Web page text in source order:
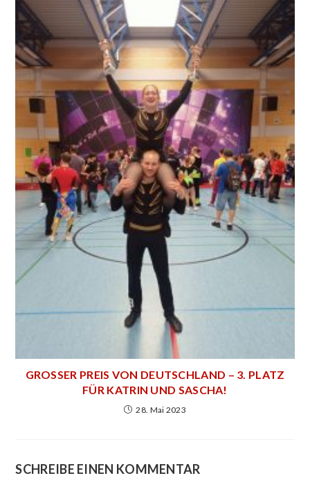
GROSSER PREIS VON DEUTSCHLAND – 3. PLATZ F
ÜR KATRIN UND SASCHA!
28. Mai 2023
SCHREIBE EINEN KOMMENTAR